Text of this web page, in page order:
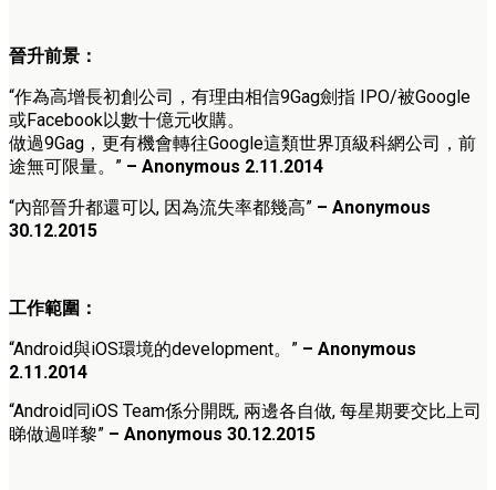
晉升前景：
“作為高增長初創公司，有理由相信9Gag劍指 IPO/被Google
或Facebook以數十億元收購。
做過9Gag，更有機會轉往Google這類世界頂級科網公司，前
途無可限量。” – Anonymous 2.11.2014
“內部晉升都還可以, 因為流失率都幾高” – Anonymous
30.12.2015
工作範圍：
“Android與iOS環境的development。” – Anonymous
2.11.2014
“Android同iOS Team係分開既, 兩邊各自做, 每星期要交比上司
睇做過咩黎” – Anonymous 30.12.2015